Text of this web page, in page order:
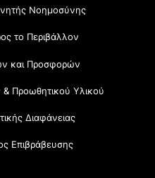
Νοημοσύνης
το Περιβάλλον
και Προσφορών
Προωθητικού Υλικού
Διαφάνειας
Επιβράβευσης